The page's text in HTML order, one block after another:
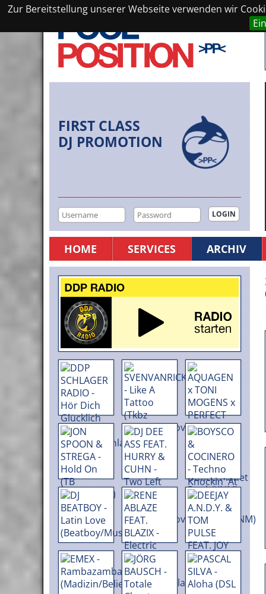
Zur Bereitstellung unserer Webseite verwenden wir
FIRST CLASS
DJ PROMOTION
HOME SERVICES ARCHIV